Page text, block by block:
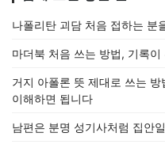
나폴리탄 괴담 처음 접하는 분
마더북 처음 쓰는 방법, 기록
거지 아폴론 뜻 제대로 쓰는
이해하면 됩니다
남편은 분명 성기사처럼 집안